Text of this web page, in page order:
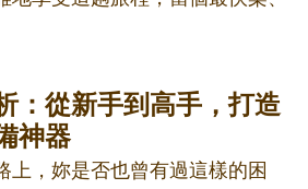
：從新手到高手，打造
神器
上，妳是否也曾有過這樣的困